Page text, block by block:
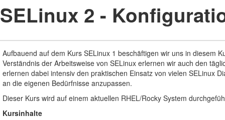
SELinux 2 -
Aufbauend auf dem Kurs SELinux 1 beschäftigen wir uns in diesem
Verständnis der Arbeitsweise von SELinux erlernen wir auch den
erlernen dabei intensiv den praktischen Einsatz von vielen SELinux
an die eigenen Bedürfnisse anzupassen.
Dieser Kurs wird auf einem aktuellen RHEL/Rocky System
Kursinhalte